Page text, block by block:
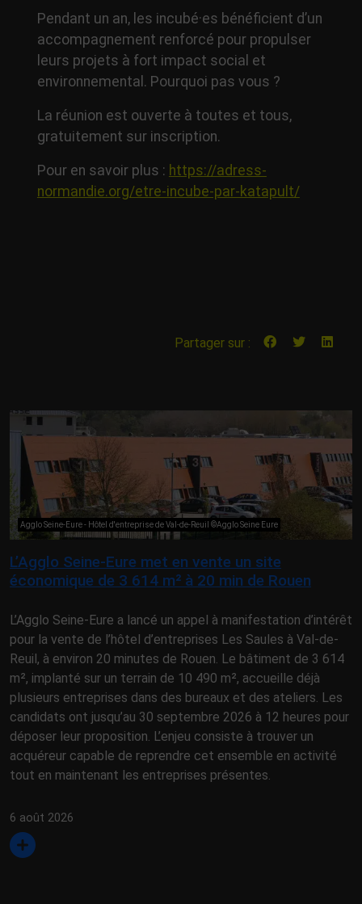
Pendant un an, les incubé·es bénéficient d’un
accompagnement renforcé pour propulser
leurs projets à fort impact social et
environnemental. Pourquoi pas vous ?
La réunion est ouverte à toutes et tous,
gratuitement sur inscription.
Pour en savoir plus : https://adress-
normandie.org/etre-incube-par-katapult/
Partager sur :
Agglo Seine-Eure - Hôtel d'entreprise de Val-de-Reuil ©Agglo Seine Eure
L’Agglo Seine-Eure met en vente un site
économique de 3 614 m² à 20 min de Rouen
L’Agglo Seine-Eure a lancé un appel à manifestation d’intérêt
pour la vente de l’hôtel d’entreprises Les Saules à Val-de-
Reuil, à environ 20 minutes de Rouen. Le bâtiment de 3 614
m², implanté sur un terrain de 10 490 m², accueille déjà
plusieurs entreprises dans des bureaux et des ateliers. Les
candidats ont jusqu’au 30 septembre 2026 à 12 heures pour
déposer leur proposition. L’enjeu consiste à trouver un
acquéreur capable de reprendre cet ensemble en activité
tout en maintenant les entreprises présentes.
6 août 2026